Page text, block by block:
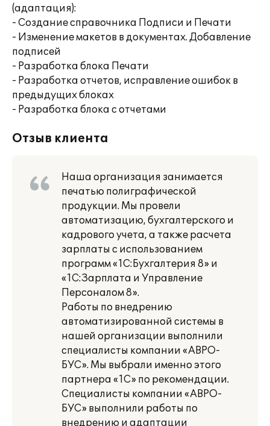
(адаптация):
- Создание справочника Подписи и Печати
- Изменение макетов в документах. Добавление
подписей
- Разработка блока Печати
- Разработка отчетов, исправление ошибок в
предыдущих блоках
- Разработка блока с отчетами
Отзыв клиента
Наша организация занимается
печатью полиграфической
продукции. Мы провели
автоматизацию, бухгалтерского и
кадрового учета, а также расчета
зарплаты с использованием
программ «1С:Бухгалтерия 8» и
«1С:Зарплата и Управление
Персоналом 8».
Работы по внедрению
автоматизированной системы в
нашей организации выполнили
специалисты компании «АВРО-
БУС». Мы выбрали именно этого
партнера «1С» по рекомендации.
Специалисты компании «АВРО-
БУС» выполнили работы по
внедрению и адаптации